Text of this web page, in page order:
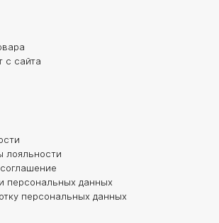
с сайта
лояльности
персональных данных
персональных данных